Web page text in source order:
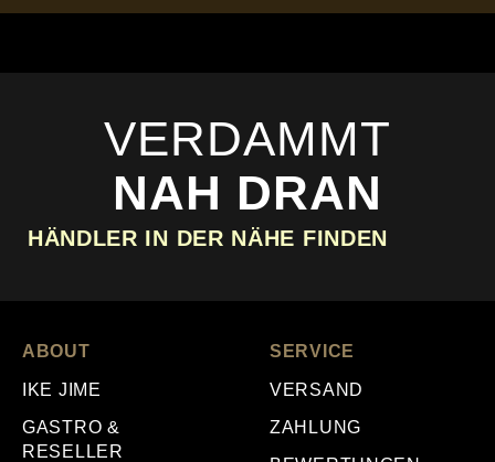
VERDAMMT
NAH DRAN
HÄNDLER IN DER NÄHE FINDEN
ABOUT
IKE JIME
GASTRO &
RESELLER
SERVICE
VERSAND
ZAHLUNG